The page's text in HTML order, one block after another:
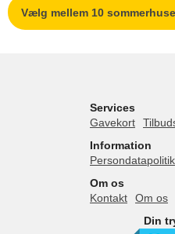
Vælg mellem 10 sommerhuse
Services
Gavekort
Information
Persondatapolitik
Om os
Kontakt
Om os
Din